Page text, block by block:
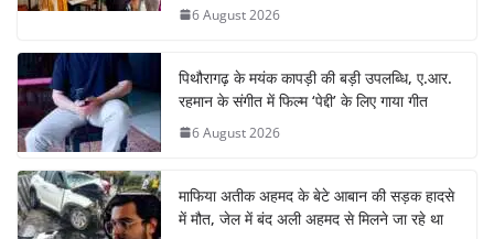
6 August 2026
पिथौरागढ़ के मयंक कापड़ी की बड़ी उपलब्धि, ए.आर.
रहमान के संगीत में फिल्म ‘पेद्दी’ के लिए गाया गीत
6 August 2026
माफिया अतीक अहमद के बेटे आबान की सड़क हादसे
में मौत, जेल में बंद अली अहमद से मिलने जा रहे था